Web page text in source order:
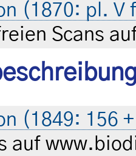
(1870: pl. V
Scans
(1849: 156
auf